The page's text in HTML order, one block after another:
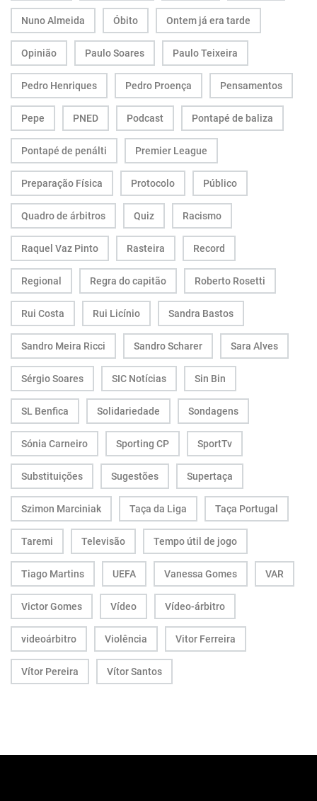
Nuno Almeida Óbito Ontem já era tarde
Opinião Paulo Soares Paulo Teixeira
Pedro Henriques Pedro Proença Pensamentos
Pepe PNED Podcast Pontapé de baliza
Pontapé de penálti Premier League
Preparação Física Protocolo Público
Quadro de árbitros Quiz Racismo
Raquel Vaz Pinto Rasteira Record
Regional Regra do capitão Roberto Rosetti
Rui Costa Rui Licínio Sandra Bastos
Sandro Meira Ricci Sandro Scharer Sara Alves
Sérgio Soares SIC Notícias Sin Bin
SL Benfica Solidariedade Sondagens
Sónia Carneiro Sporting CP SportTv
Substituições Sugestões Supertaça
Szimon Marciniak Taça da Liga Taça Portugal
Taremi Televisão Tempo útil de jogo
Tiago Martins UEFA Vanessa Gomes VAR
Victor Gomes Vídeo Vídeo-árbitro
videoárbitro Violência Vitor Ferreira
Vítor Pereira Vítor Santos